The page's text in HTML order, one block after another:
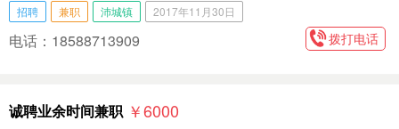
招聘 兼职 沛城镇 2017年11月30日
电话：18588713909 拨打电话
诚聘业余时间兼职 ￥6000